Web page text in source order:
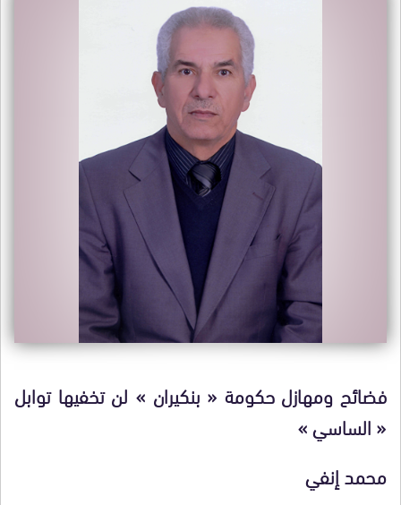
فضائح ومهازل حكومة « بنكيران » لن تخفيها توابل
« الساسي »
محمد إنفي